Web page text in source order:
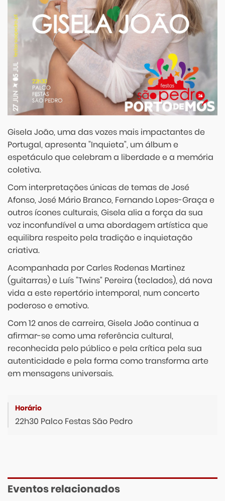
Gisela João, uma das vozes mais impactantes de
Portugal, apresenta "Inquieta", um álbum e
espetáculo que celebram a liberdade e a memória
coletiva.
Com interpretações únicas de temas de José
Afonso, José Mário Branco, Fernando Lopes-Graça e
outros ícones culturais, Gisela alia a força da sua
voz inconfundível a uma abordagem artística que
equilibra respeito pela tradição e inquietação
criativa.
Acompanhada por Carles Rodenas Martinez
(guitarras) e Luís "Twins" Pereira (teclados), dá nova
vida a este repertório intemporal, num concerto
poderoso e emotivo.
Com 12 anos de carreira, Gisela João continua a
afirmar-se como uma referência cultural,
reconhecida pelo público e pela crítica pela sua
autenticidade e pela forma como transforma arte
em mensagens universais.
22h30 Palco Festas São Pedro
Eventos relacionados